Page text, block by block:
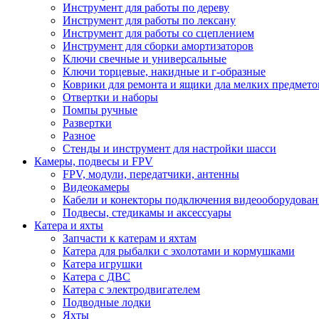
Инструмент для работы по дереву
Инструмент для работы по лексану
Инструмент для работы со сцеплением
Инструмент для сборки амортизаторов
Ключи свечные и универсальные
Ключи торцевые, накидные и г-образные
Коврики для ремонта и ящики дла мелких
Отвертки и наборы
Помпы ручные
Развертки
Разное
Стенды и инструмент для настройки шасси
Камеры, подвесы и FPV
FPV, модули, передатчики, антенны
Видеокамеры
Кабели и конекторы подключения
Подвесы, стедикамы и аксессуары
Катера и яхты
Запчасти к катерам и яхтам
Катера для рыбалки с эхолотами и кормушками
Катера игрушки
Катера с ДВС
Катера с электродвигателем
Подводные лодки
Яхты